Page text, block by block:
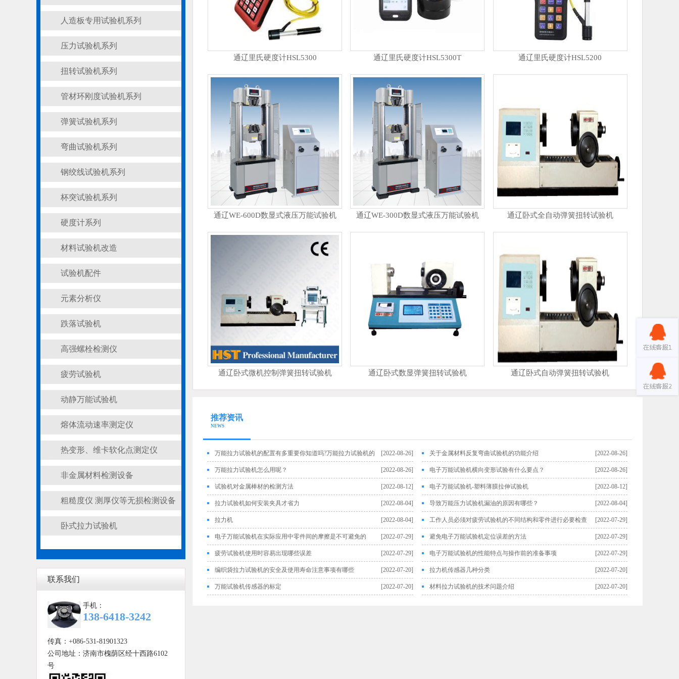
人造板专用试验机系列
压力试验机系列
扭转试验机系列
管材环刚度试验机系列
弹簧试验机系列
弯曲试验机系列
钢绞线试验机系列
杯突试验机系列
硬度计系列
材料试验机改造
试验机配件
元素分析仪
跌落试验机
高强螺栓检测仪
疲劳试验机
动静万能试验机
熔体流动速率测定仪
热变形、维卡软化点测定仪
非金属材料检测设备
粗糙度仪 测厚仪等无损检测设备
卧式拉力试验机
联系我们
手机：
138-6418-3242
传真：+086-531-81901323
公司地址：济南市槐荫区经十西路6102
号
通辽里氏硬度计HSL5300 通辽里氏硬度计HSL5300T 通辽里氏硬度计HSL5200
通辽WE-600D数显式液压万能试验机 通辽WE-300D数显式液压万能试验机 通辽卧式全自动弹簧扭转试验机
通辽卧式微机控制弹簧扭转试验机 通辽卧式数显弹簧扭转试验机 通辽卧式自动弹簧扭转试验机
推荐资讯
NEWS
[2022-08-26]
万能拉力试验机的配置有多重要你知道吗?万能拉力试验机的
配置
[2022-08-26]
关于金属材料反复弯曲试验机的功能介绍
[2022-08-26]
万能拉力试验机怎么用呢？ [2022-08-26]
电子万能试验机横向变形试验有什么要点？
[2022-08-12]
试验机对金属棒材的检测方法 [2022-08-12]
电子万能试验机-塑料薄膜拉伸试验机
[2022-08-04]
拉力试验机如何安装夹具才省力 [2022-08-04]
导致万能压力试验机漏油的原因有哪些？
[2022-08-04]
拉力机 [2022-07-29]
工作人员必须对疲劳试验机的不同结构和零件进行必要检查
[2022-07-29]
电子万能试验机在实际应用中零件间的摩擦是不可避免的 [2022-07-29]
避免电子万能试验机定位误差的方法
[2022-07-29]
疲劳试验机使用时容易出现哪些误差 [2022-07-29]
电子万能试验机的性能特点与操作前的准备事项
[2022-07-20]
编织袋拉力试验机的安全及使用寿命注意事项有哪些 [2022-07-20]
拉力机传感器几种分类
[2022-07-20]
万能试验机传感器的标定 [2022-07-20]
材料拉力试验机的技术问题介绍